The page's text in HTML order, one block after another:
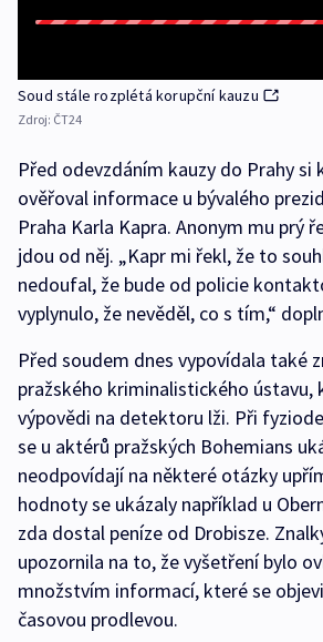
Soud stále rozplétá korupční kauzu
Zdroj: ČT24
Před odevzdáním kauzy do Prahy si
ověřoval informace u bývalého
Praha Karla Kapra. Anonym mu prý
jdou od něj. „Kapr mi řekl, že to
nedoufal, že bude od policie
vyplynulo, že nevěděl, co s tím,“
Před soudem dnes vypovídala také
pražského kriminalistického ústavu,
výpovědi na detektoru lži. Při
se u aktérů pražských Bohemians
neodpovídají na některé otázky
hodnoty se ukázaly například u
zda dostal peníze od Drobisze.
upozornila na to, že vyšetření bylo
množstvím informací, které se
časovou prodlevou.